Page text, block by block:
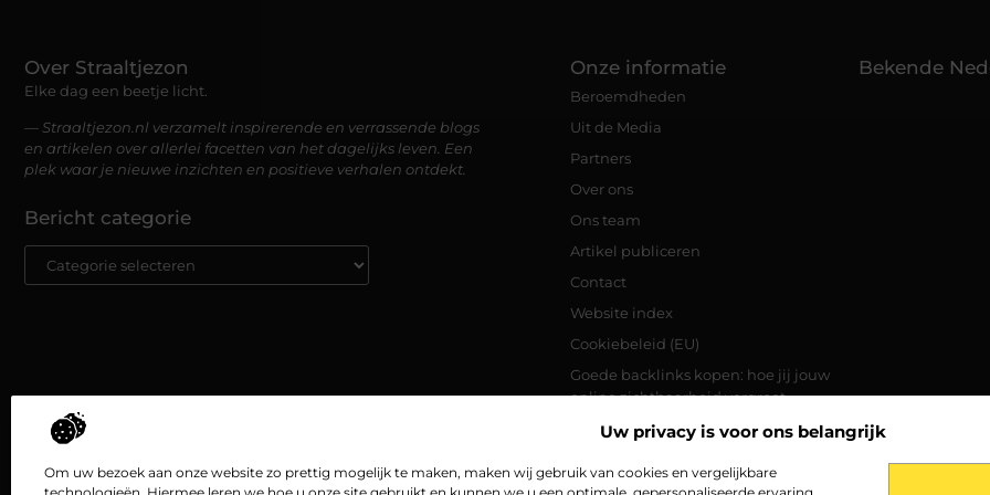
Uw privacy is voor ons belangrijk
Om uw bezoek aan onze website zo prettig mogelijk te maken, maken wij gebruik van cookies en vergelijkbare
Over Straaltjezon
Elke dag een beetje licht.
— Straaltjezon.nl verzamelt inspirerende en verrassende blogs
en artikelen over allerlei facetten van het dagelijks leven. Een
plek waar je nieuwe inzichten en positieve verhalen ontdekt.
Bericht categorie
Onze informatie
Beroemdheden
Uit de Media
Partners
Over ons
Ons team
Artikel publiceren
Contact
Website index
Cookiebeleid (EU)
Goede backlinks kopen: hoe jij jouw
online zichtbaarheid vergroot
Manieren om geld te verdienen met je
Bekende